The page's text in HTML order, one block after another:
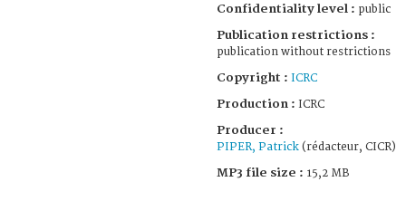
Confidentiality level : public
Publication restrictions :
publication without restrictions
Copyright : ICRC
Production : ICRC
Producer :
PIPER, Patrick (rédacteur, CICR)
MP3 file size : 15,2 MB